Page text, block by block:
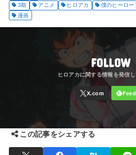
3期
アニメ ヒロアカ 僕のヒーロー
漫画
FOLLOW
この記事をシェアする